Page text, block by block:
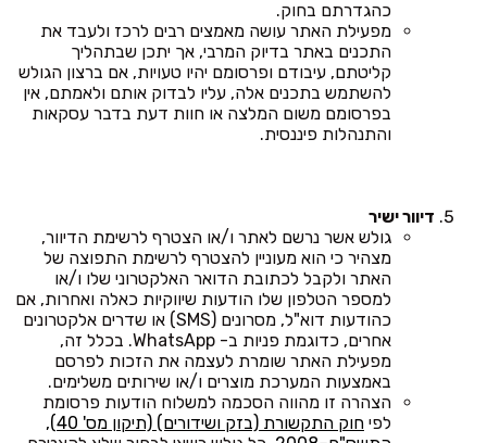
כהגדרתם בחוק.
מפעילת האתר עושה מאמצים רבים לרכז ולעבד את
התכנים באתר בדיוק המרבי, אך יתכן שבתהליך
קליטתם, עיבודם ופרסומם יהיו טעויות, אם ברצון הגולש
להשתמש בתכנים אלה, עליו לבדוק אותם ולאמתם, אין
בפרסומם משום המלצה או חוות דעת בדבר עסקאות
והתנהלות פיננסית.
דיוור ישיר
גולש אשר נרשם לאתר ו/או הצטרף לרשימת הדיוור,
מצהיר כי הוא מעוניין להצטרף לרשימת התפוצה של
האתר ולקבל לכתובת הדואר האלקטרוני שלו ו/או
למספר הטלפון שלו הודעות שיווקיות כאלה ואחרות, אם
כהודעות דוא"ל, מסרונים (SMS) או שדרים אלקטרונים
אחרים, כדוגמת פניות ב- WhatsApp. בכלל זה,
מפעילת האתר שומרת לעצמה את הזכות לפרסם
באמצעות המערכת מוצרים ו/או שירותים משלימים.
הצהרה זו מהווה הסכמה למשלוח הודעות פרסומת
לפי
חוק התקשורת (בזק ושידורים) (תיקון מס' 40),